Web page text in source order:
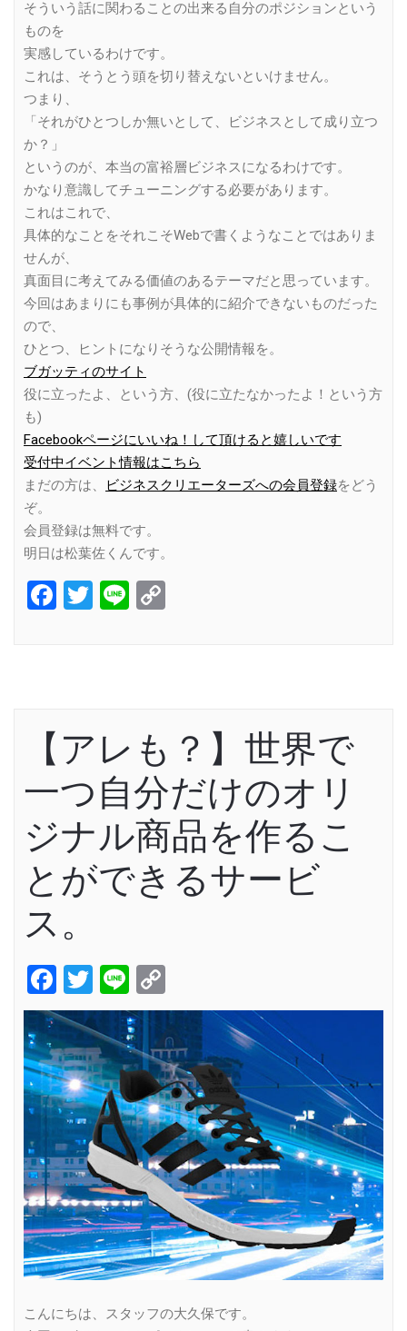
そういう話に関わることの出来る自分のポジションという
ものを
実感しているわけです。
これは、そうとう頭を切り替えないといけません。
つまり、
「それがひとつしか無いとして、ビジネスとして成り立つ
か？」
というのが、本当の富裕層ビジネスになるわけです。
かなり意識してチューニングする必要があります。
これはこれで、
具体的なことをそれこそWebで書くようなことではありま
せんが、
真面目に考えてみる価値のあるテーマだと思っています。
今回はあまりにも事例が具体的に紹介できないものだった
ので、
ひとつ、ヒントになりそうな公開情報を。
ブガッティのサイト
役に立ったよ、という方、(役に立たなかったよ！という方
も)
Facebookページにいいね！して頂けると嬉しいです
受付中イベント情報はこちら
まだの方は、
ビジネスクリエーターズへの会員登録をどう
ぞ。
会員登録は無料です。
明日は松葉佐くんです。
Facebook
Twitter
Line
【アレも？】世界で
一つ自分だけのオリ
ジナル商品を作るこ
とができるサービ
ス。
Facebook
Twitter
Line
Link
こんにちは、スタッフの大久保です。